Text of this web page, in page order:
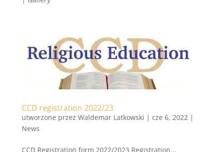
CCD registration 2022/23
utworzone przez Waldemar Latkowski | cze 6, 2022|
News
CCD Registration form 2022/2023 Registration...